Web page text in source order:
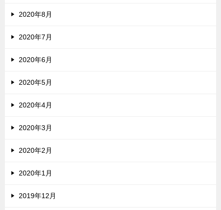
2020年8月
2020年7月
2020年6月
2020年5月
2020年4月
2020年3月
2020年2月
2020年1月
2019年12月